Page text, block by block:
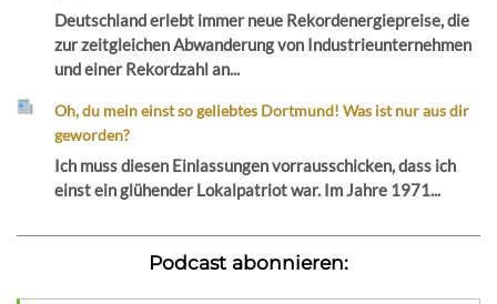
Deutschland erlebt immer neue Rekordenergiepreise, die
zur zeitgleichen Abwanderung von Industrieunternehmen
und einer Rekordzahl an...
Oh, du mein einst so geliebtes Dortmund! Was ist nur aus dir
geworden?
Ich muss diesen Einlassungen vorrausschicken, dass ich
einst ein glühender Lokalpatriot war. Im Jahre 1971...
Podcast abonnieren: